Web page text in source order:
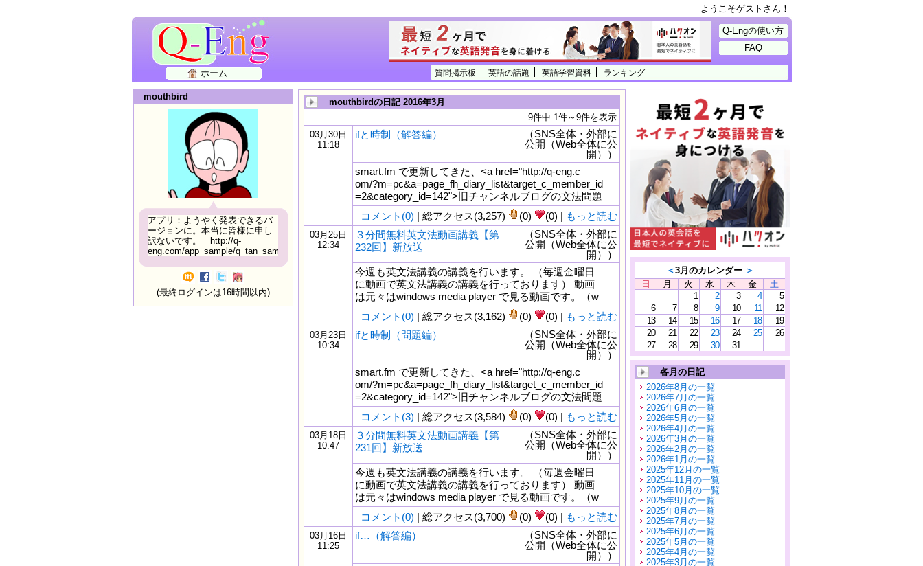
ようこそゲストさん！
質問掲示板 英語の話題 英語学習資料 ランキング
ホーム
Q-Engの使い方
FAQ
mouthbird
アプリ：ようやく発表できるバ
ージョンに。本当に皆様に申し
訳ないです。 http://q-
eng.com/app_sample/q_tan_sample06.html
(最終ログインは16時間以内)
mouthbirdの日記 2016年3月
9件中 1件～9件を表示
03月30日
11:18
ifと時制（解答編）
（SNS全体・外部に
公開（Web全体に公
開））
smart.fm で更新してきた、<a href="http://q-eng.c
om/?m=pc&a=page_fh_diary_list&target_c_member_id
=2&category_id=142">旧チャンネルブログの文法問題
コメント(0) | 総アクセス(3,257) (0) (0) | もっと読む
03月25日
12:34
３分間無料英文法動画講義【第
232回】新放送
（SNS全体・外部に
公開（Web全体に公
開））
今週も英文法講義の講義を行います。 （毎週金曜日
に動画で英文法講義の講義を行っております） 動画
は元々はwindows media player で見る動画です。（w
コメント(0) | 総アクセス(3,162) (0) (0) | もっと読む
03月23日
10:34
ifと時制（問題編）
（SNS全体・外部に
公開（Web全体に公
開））
smart.fm で更新してきた、<a href="http://q-eng.c
om/?m=pc&a=page_fh_diary_list&target_c_member_id
=2&category_id=142">旧チャンネルブログの文法問題
コメント(3) | 総アクセス(3,584) (0) (0) | もっと読む
03月18日
10:47
３分間無料英文法動画講義【第
231回】新放送
（SNS全体・外部に
公開（Web全体に公
開））
今週も英文法講義の講義を行います。 （毎週金曜日
に動画で英文法講義の講義を行っております） 動画
は元々はwindows media player で見る動画です。（w
コメント(0) | 総アクセス(3,700) (0) (0) | もっと読む
03月16日
11:25
if…（解答編）
（SNS全体・外部に
公開（Web全体に公
開））
＜3月のカレンダー ＞
日
月 火 水 木 金
土
1
2 3 4
5
6
7 8 9 10 11
12
13
14 15 16 17 18
19
20
21 22 23 24 25
26
27
28 29 30 31
各月の日記
2026年8月の一覧
2026年7月の一覧
2026年6月の一覧
2026年5月の一覧
2026年4月の一覧
2026年3月の一覧
2026年2月の一覧
2026年1月の一覧
2025年12月の一覧
2025年11月の一覧
2025年10月の一覧
2025年9月の一覧
2025年8月の一覧
2025年7月の一覧
2025年6月の一覧
2025年5月の一覧
2025年4月の一覧
2025年3月の一覧